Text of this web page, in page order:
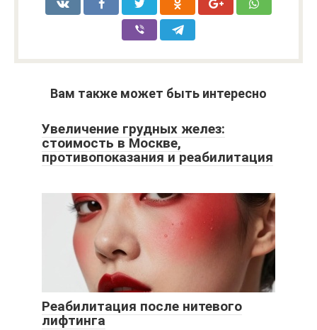
Вам также может быть интересно
Увеличение грудных желез:
стоимость в Москве,
противопоказания и реабилитация
Реабилитация после нитевого
лифтинга